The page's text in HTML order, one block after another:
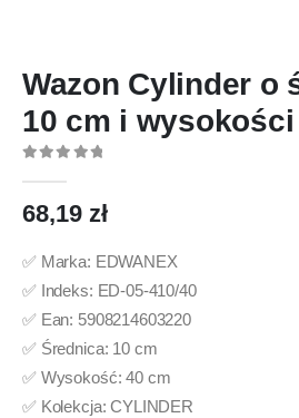
Wazon Cylinder o
10 cm i wysokości
68,19 zł
✅ Marka: EDWANEX
✅ Indeks: ED-05-410/40
✅ Ean: 5908214603220
✅ Średnica: 10 cm
✅ Wysokość: 40 cm
✅ Kolekcja: CYLINDER